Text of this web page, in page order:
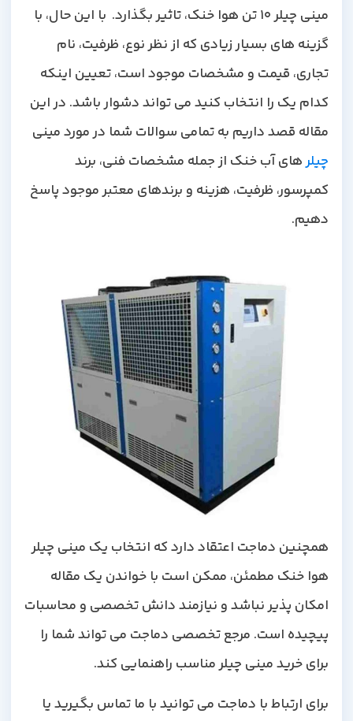
مینی چیلر 10 تن هوا خنک، تاثیر بگذارد. با این حال، با
گزینه های بسیار زیادی که از نظر نوع، ظرفیت، نام
تجاری، قیمت و مشخصات موجود است، تعیین اینکه
کدام یک را انتخاب کنید می تواند دشوار باشد. در این
مقاله قصد داریم به تمامی سوالات شما در مورد مینی
های آب خنک از جمله مشخصات فنی، برند
کمپرسور، ظرفیت، هزینه و برندهای معتبر موجود پاسخ
دهیم.
همچنین دماجت اعتقاد دارد که انتخاب یک مینی چیلر
هوا خنک مطمئن، ممکن است با خواندن یک مقاله
امکان پذیر نباشد و نیازمند دانش تخصصی و محاسبات
پیچیده است. مرجع تخصصی دماجت می تواند شما را
برای خرید مینی چیلر مناسب راهنمایی کند
برای ارتباط با دماجت می توانید با ما تماس بگیرید یا